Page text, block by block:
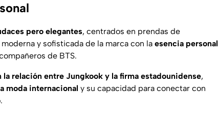
pero elegantes, centrados en prendas de
y sofisticada de la marca con la esencia personal
de BTS.
la relación entre Jungkook y la firma estadounidense,
moda internacional y su capacidad para conectar con